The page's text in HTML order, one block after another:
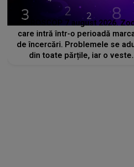
HOROSCOP 7 august 2026.
care intră într-o perioadă
de încercări. Problemele se
din toate părțile, iar o veste